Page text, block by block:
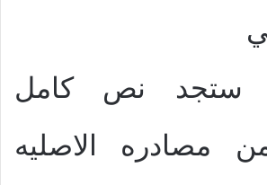
ستجد نص كامل
مصادره الاصليه